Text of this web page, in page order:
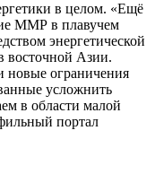
в целом. «Ещё
ММР в плавучем
энергетической
восточной Азии.
ограничения
усложнить
в области малой
портал